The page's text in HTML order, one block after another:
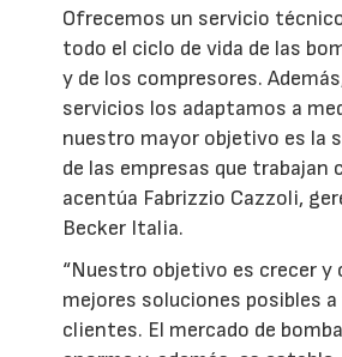
Ofrecemos un servicio
todo el ciclo de vida de las
y de los compresores.
servicios los adaptamos a
nuestro mayor objetivo es la
de las empresas que trabajan
acentúa Fabrizzio Cazzoli,
Becker Italia.
“Nuestro objetivo es crecer y
mejores soluciones posibles
clientes. El mercado de